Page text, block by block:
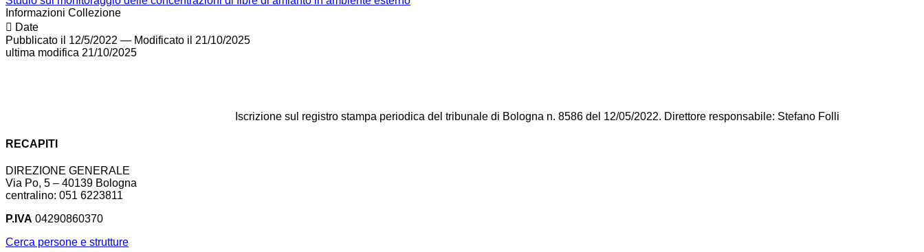
Informazioni Collezione
Date
Pubblicato il 12/5/2022 — Modificato il 21/10/2025
ultima modifica 21/10/2025
Iscrizione sul registro stampa periodica del tribunale di Bologna n. 8586 del 12/05/2022. Direttore responsabile: Stefano Folli
RECAPITI
DIREZIONE GENERALE
Via Po, 5 – 40139 Bologna
centralino: 051 6223811
P.IVA 04290860370
Cerca persone e strutture